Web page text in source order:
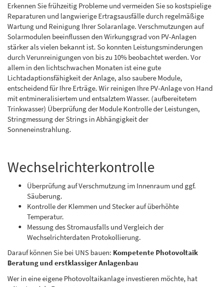
Erkennen Sie frühzeitig Probleme und vermeiden Sie so kostspielige
Reparaturen und langwierige Ertragsausfälle durch regelmäßige
Wartung und Reinigung Ihrer Solaranlage. Verschmutzungen auf
Solarmodulen beeinflussen den Wirkungsgrad von PV-Anlagen
stärker als vielen bekannt ist. So konnten Leistungsminderungen
durch Verunreinigungen von bis zu 10% beobachtet werden. Vor
allem in den lichtschwachen Monaten ist eine gute
Lichtadaptionsfähigkeit der Anlage, also saubere Module,
entscheidend für Ihre Erträge. Wir reinigen Ihre PV-Anlage von Hand
mit entmineralisiertem und entsalztem Wasser. (aufbereitetem
Trinkwasser) Überprüfung der Module Kontrolle der Leistungen,
Stringmessung der Strings in Abhängigkeit der
Sonneneinstrahlung.
Wechselrichterkontrolle
Überprüfung auf Verschmutzung im Innenraum und ggf.
Säuberung.
Kontrolle der Klemmen und Stecker auf überhöhte
Temperatur.
Messung des Stromausfalls und Vergleich der
Wechselrichterdaten Protokollierung.
Darauf können Sie bei UNS bauen: Kompetente Photovoltaik
Beratung und erstklassiger Anlagenbau
Wer in eine eigene Photovoltaikanlage investieren möchte, hat